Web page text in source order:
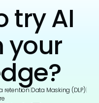
try AI
your
retention|Data Masking (DLP)|